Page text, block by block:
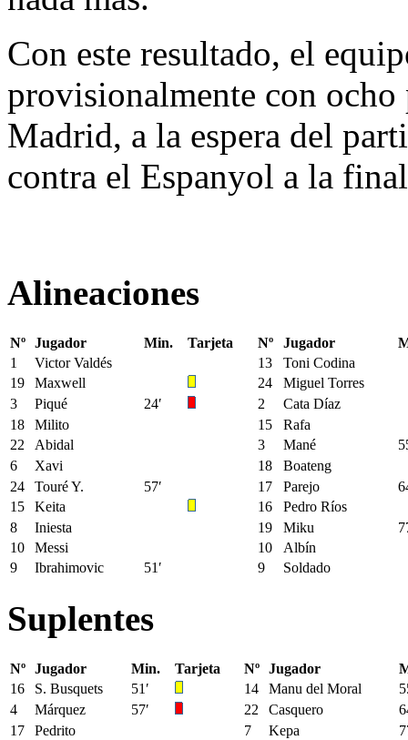
Con este resultado, el
provisionalmente con ocho
Madrid, a la espera del
contra el Espanyol a la
Alineaciones
Nº Jugador Min. Tarjeta Nº Jugador
1
Victor Valdés 13
Toni Codina
19
Maxwell 24
Miguel Torres
3
Piqué 24′ 2
Cata Díaz
18
Milito 15
Rafa
22
Abidal 3 Mané
6
Xavi 18
Boateng
24
Touré Y. 57′ 17 Parejo
15
Keita 16
Pedro Ríos
8
Iniesta 19 Miku
10
Messi 10
Albín
9
Ibrahimovic 51′ 9 Soldado
Suplentes
Nº Jugador Min. Tarjeta Nº Jugador
16
S. Busquets 51′ 14 Manu del Moral
4
Márquez 57′ 22 Casquero
17
Pedrito 7 Kepa